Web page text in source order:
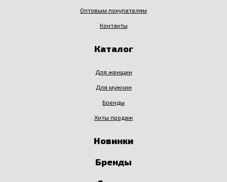
Оптовым покупателям
Контакты
Каталог
Для женщин
Для мужчин
Бренды
Хиты продаж
Новинки
Бренды